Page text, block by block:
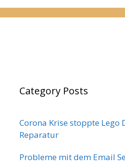
Category Posts
Corona Krise stoppte Lego
Reparatur
Probleme mit dem Email